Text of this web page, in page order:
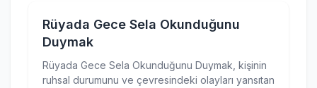
Rüyada Gece Sela Okunduğunu
Duymak
Rüyada Gece Sela Okunduğunu Duymak, kişinin
ruhsal durumunu ve çevresindeki olayları yansıtan